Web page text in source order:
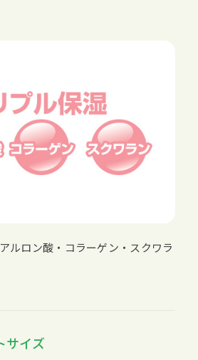
ルロン酸・コラーゲン・スクワラ
サイズ